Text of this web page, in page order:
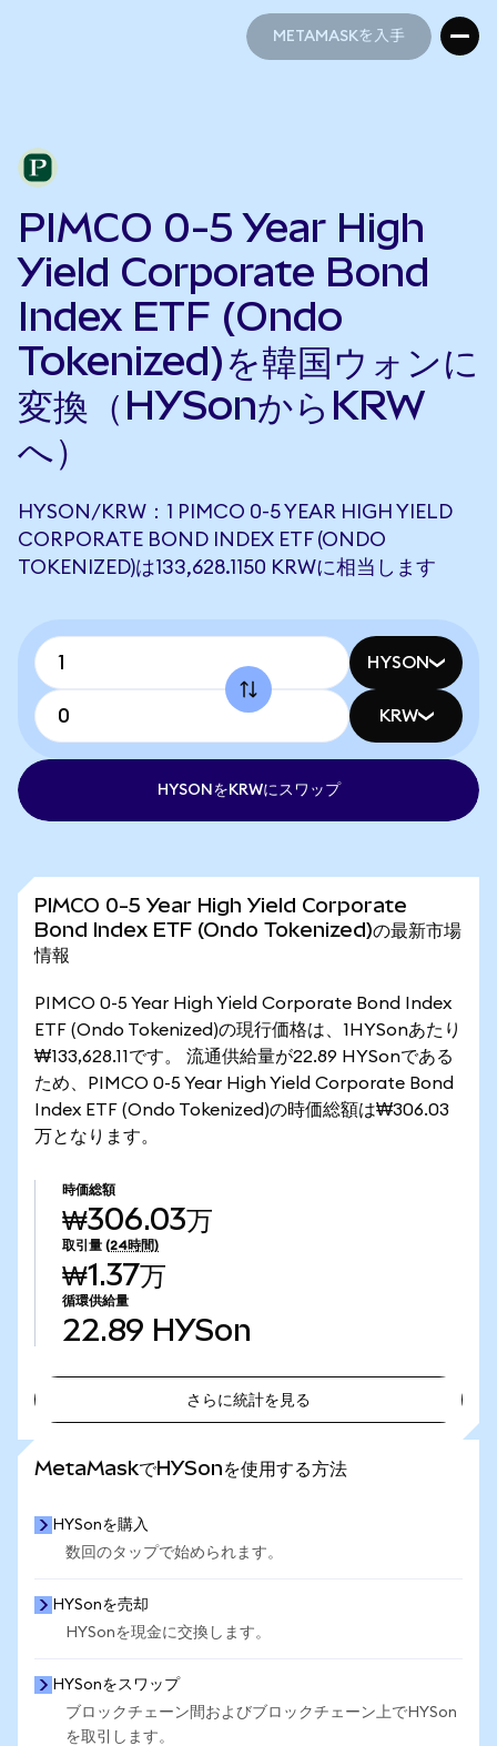
METAMASKを入手
PIMCO 0-5 Year High
Yield Corporate Bond
Index ETF (Ondo
Tokenized)を韓国ウォンに
変換（HYSonからKRW
へ）
HYSON/KRW：1 PIMCO 0-5 YEAR HIGH YIELD
CORPORATE BOND INDEX ETF (ONDO
TOKENIZED)は133,628.1150 KRWに相当します
HYSON
KRW
HYSONをKRWにスワップ
PIMCO 0-5 Year High Yield Corporate
Bond Index ETF (Ondo Tokenized)の最新市場
情報
PIMCO 0-5 Year High Yield Corporate Bond Index
ETF (Ondo Tokenized)の現行価格は、1HYSonあたり
₩133,628.11です。 流通供給量が22.89 HYSonである
ため、PIMCO 0-5 Year High Yield Corporate Bond
Index ETF (Ondo Tokenized)の時価総額は₩306.03
万となります。
時価総額
₩306.03万
取引量 (24時間)
₩1.37万
循環供給量
22.89 HYSon
さらに統計を見る
MetaMaskでHYSonを使用する方法
HYSonを購入
数回のタップで始められます。
HYSonを売却
HYSonを現金に交換します。
HYSonをスワップ
ブロックチェーン間およびブロックチェーン上でHYSon
を取引します。